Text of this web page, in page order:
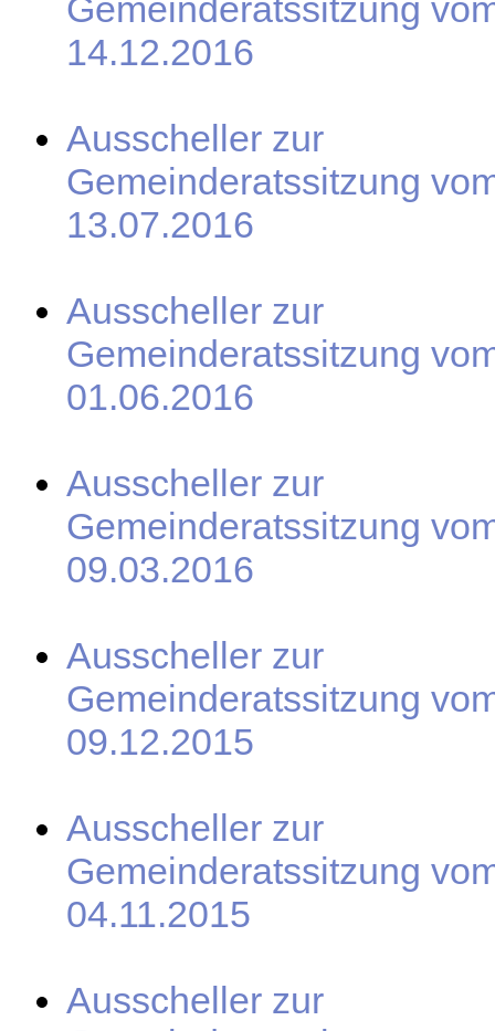
Gemeinderatssitzung
14.12.2016
Ausscheller zur
Gemeinderatssitzung
13.07.2016
Ausscheller zur
Gemeinderatssitzung
01.06.2016
Ausscheller zur
Gemeinderatssitzung
09.03.2016
Ausscheller zur
Gemeinderatssitzung
09.12.2015
Ausscheller zur
Gemeinderatssitzung
04.11.2015
Ausscheller zur